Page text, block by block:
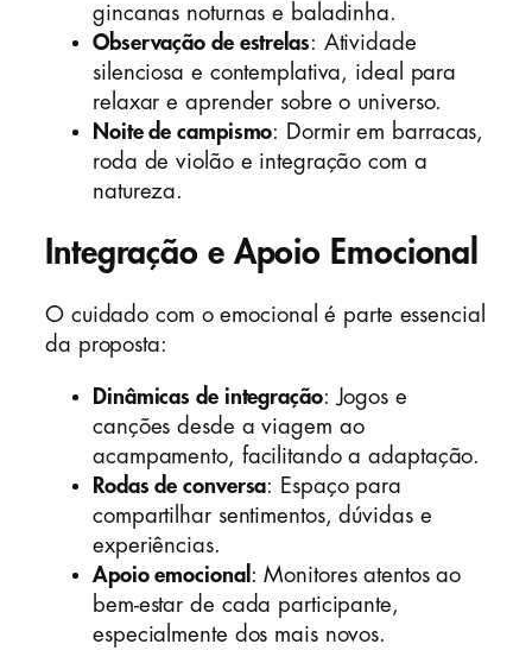
gincanas noturnas e baladinha.
Observação de estrelas: Atividade
silenciosa e contemplativa, ideal para
relaxar e aprender sobre o universo.
Noite de campismo: Dormir em barracas,
roda de violão e integração com a
natureza.
Integração e Apoio Emocional
O cuidado com o emocional é parte essencial
da proposta:
Dinâmicas de integração: Jogos e
canções desde a viagem ao
acampamento, facilitando a adaptação.
Rodas de conversa: Espaço para
compartilhar sentimentos, dúvidas e
experiências.
Apoio emocional : Monitores atentos ao
bem-estar de cada participante,
especialmente dos mais novos.